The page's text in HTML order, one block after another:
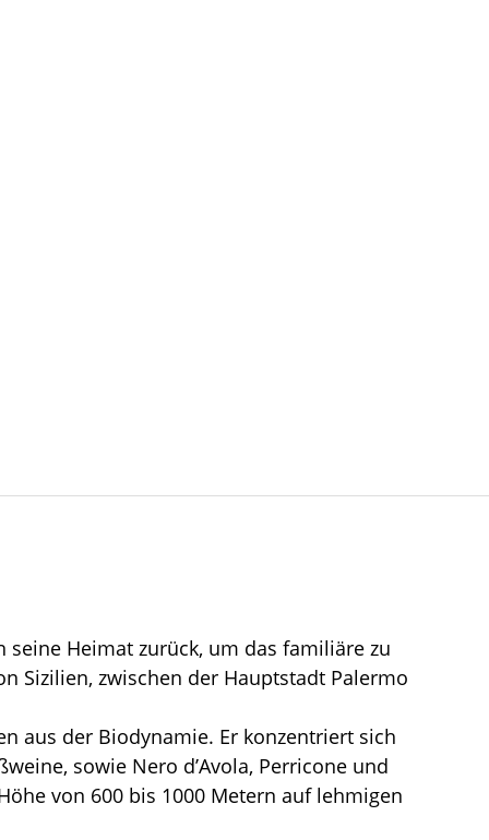
Heimat zurück, um das familiäre zu
Sizilien, zwischen der Hauptstadt Palermo
aus der Biodynamie. Er konzentriert sich
sowie Nero d’Avola, Perricone und
von 600 bis 1000 Metern auf lehmigen